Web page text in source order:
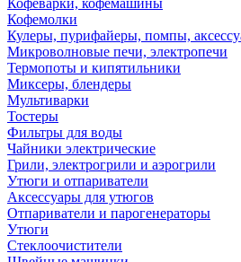
Кофемолки
Кулеры, пурифайеры, помпы,
Микроволновые печи, электропечи
Термопоты и кипятильники
Миксеры, блендеры
Мультиварки
Тостеры
Фильтры для воды
Чайники электрические
Грили, электрогрили и аэрогрили
Утюги и отпариватели
Аксессуары для утюгов
Отпариватели и парогенераторы
Утюги
Стеклоочистители